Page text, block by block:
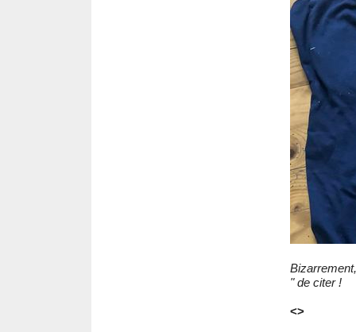
" de citer !
<>